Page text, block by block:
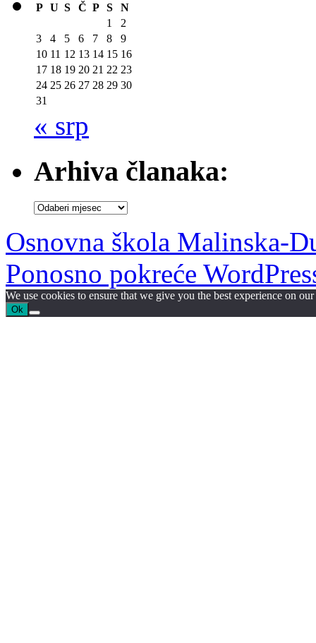
P U S Č P S
N
1
2
3
4 5 6 7 8
9
10 11 12 13 14 15 16
17 18 19 20 21 22 23
24 25 26 27 28 29 30
31
« srp
Arhiva članaka:
Arhiva
Osnovna škola Malinska-
Ponosno pokreće
We use cookies to ensure that we give you the best experience on
Ok